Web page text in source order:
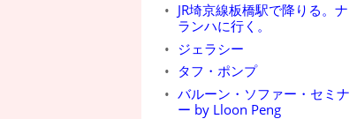
JR埼京線板橋駅で降りる。ナ
ランハに行く。
ジェラシー
タフ・ポンプ
バルーン・ソファー・セミナ
ー by Lloon Peng